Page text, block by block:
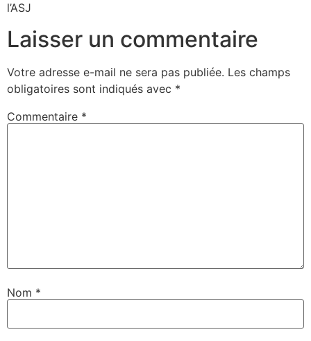
l’ASJ
Laisser un commentaire
Votre adresse e-mail ne sera pas publiée. Les champs
obligatoires sont indiqués avec *
Commentaire *
Nom *